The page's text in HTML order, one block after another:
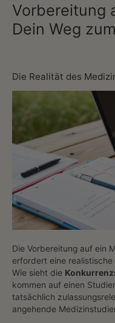
Vorbereitung
Dein Weg
Die Realität des
Die Vorbereitung auf ein
erfordert eine
Wie sieht die
kommen auf einen
tatsächlich
angehende